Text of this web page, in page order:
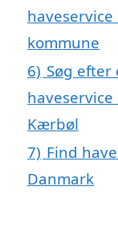
kommune
6) Søg efter
Kærbøl
7) Find
Danmark